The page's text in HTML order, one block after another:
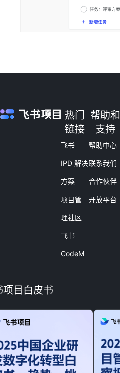
热门
链接
飞书
IPD 解决
方案
项目管
理社区
飞书
CodeM
帮助和
支持
帮助中心
联系我们
合作伙伴
开放平台
项目白皮书